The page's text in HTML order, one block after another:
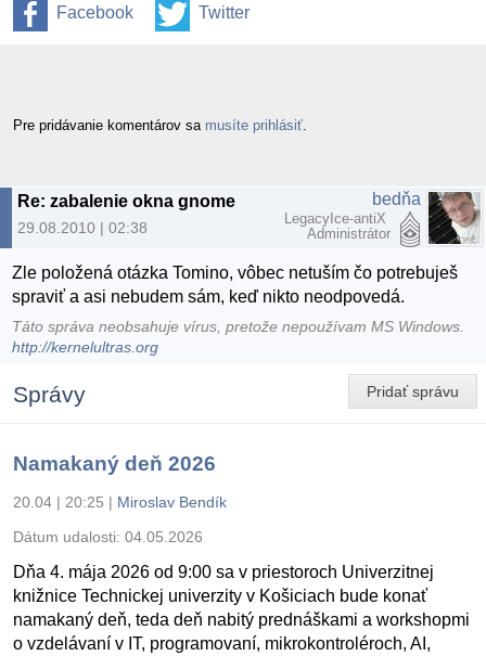
Facebook Twitter
Pre pridávanie komentárov sa musíte prihlásiť
Re: zabalenie okna gnome
29.08.2010 | 02:38
bedňa
LegacyIce-antiX
Administrátor
Zle položená otázka Tomino, vôbec netuším čo potrebuješ
spraviť a asi nebudem sám, keď nikto neodpovedá.
Táto správa neobsahuje vírus, pretože nepoužívam MS Windows.
http://kernelultras.org
Pridať správu
Správy
Namakaný deň 2026
20.04 | 20:25 | Miroslav Bendík
Dátum udalosti: 04.05.2026
Dňa 4. mája 2026 od 9:00 sa v priestoroch Univerzitnej
knižnice Technickej univerzity v Košiciach bude konať
namakaný deň, teda deň nabitý prednáškami a workshopmi
o vzdelávaní v IT, programovaní, mikrokontroléroch, AI,